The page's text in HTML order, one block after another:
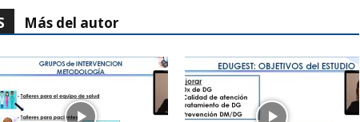
Más del autor